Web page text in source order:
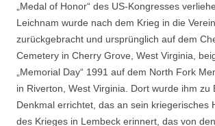
„Medal of Honor“ des US-Kongresses
Leichnam wurde nach dem Krieg in die
zurückgebracht und ursprünglich auf dem
Cemetery in Cherry Grove, West Virginia,
„Memorial Day“ 1991 auf dem North Fork
in Riverton, West Virginia. Dort wurde ihm zu
Denkmal errichtet, das an sein kriegerisches
des Krieges in Lembeck erinnert, das von